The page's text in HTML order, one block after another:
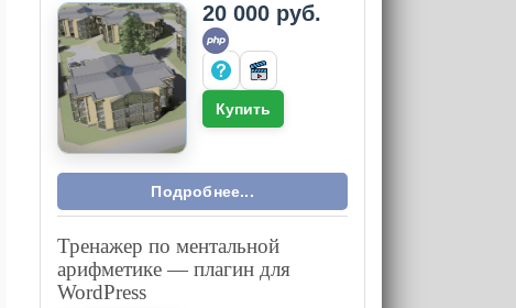
20 000 руб.
Купить
Подробнее...
Тренажер по ментальной
арифметике — плагин для
WordPress